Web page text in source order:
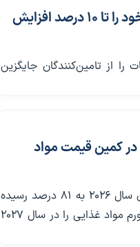
گرانی در راه بازار موبایل / کوالکام قیمت تراشه‌های خود را تا ۱۰ درصد افزایش
از تامین‌کنندگان جایگزین
کمین قیمت مواد
احتمال تبدیل‌شدن ال‌نینوی فعلی به یک «ابر ال‌نینو» تا پایان سال ۲۰۲۶ به ۸۱ درصد رسیده
است. هم‌زمانی این پدیده با افزایش قیمت انرژی می‌تواند تورم مواد غذایی را در سال ۲۰۲۷